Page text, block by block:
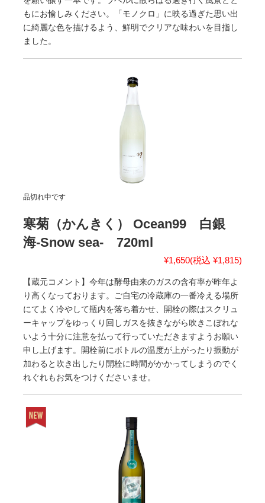
もにお愉しみください。「モノクロ」に映る過ぎた思い出
に綺麗な色を描けるよう、鮮明でクリアな味わいを目指し
ました。
品切れ中です
寒菊（かんきく） Ocean99 白銀
海-Snow sea- 720ml
¥1,650(税込 ¥1,815)
【蔵元コメント】今年は酵母由来のガスの含有率が昨年よ
り高くなっております。ご自宅の冷蔵庫の一番冷える場所
にてよく冷やして瓶内を落ち着かせ、開栓の際はスクリュ
ーキャップをゆっくり回しガスを抜きながら吹きこぼれな
いよう十分に注意を払って行っていただきますようお願い
申し上げます。開栓前にボトルの温度が上がったり振動が
加わると吹き出したり開栓に時間がかかってしまうのでく
れぐれもお気をつけくださいませ。